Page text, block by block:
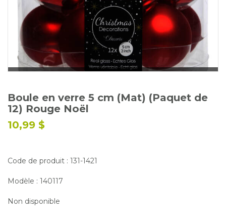
Glossaire
Calendrier horticole
Emplois
Service à la clientèle
Nous joindre
Boule en verre 5 cm (Mat) (Paquet de
12) Rouge Noël
10,99 $
Code de produit : 131-1421
Modèle : 140117
Non disponible